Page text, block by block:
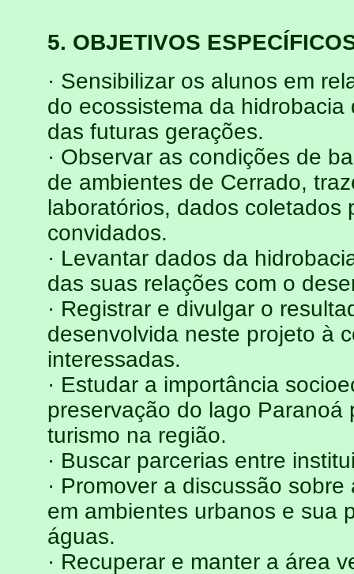
5. OBJETIVOS
· Sensibilizar os alunos em
do ecossistema da
das futuras gerações.
· Observar as condições de
de ambientes de Cerrado,
laboratórios, dados coletados
convidados.
· Levantar dados da
das suas relações com o
· Registrar e divulgar o
desenvolvida neste projeto à
interessadas.
· Estudar a importância
preservação do lago
turismo na região.
· Buscar parcerias entre
· Promover a discussão
em ambientes urbanos e sua
águas.
· Recuperar e manter a área